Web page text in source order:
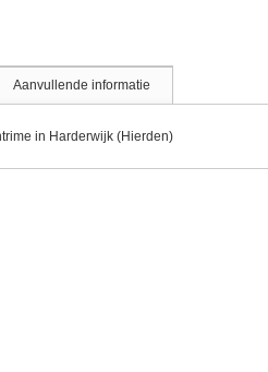
Aanvullende informatie
in Harderwijk (Hierden)